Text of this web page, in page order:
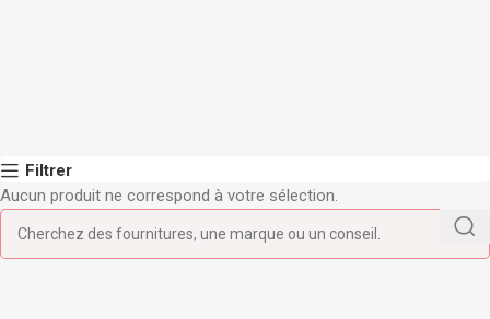
Filtrer
Aucun produit ne correspond à votre sélection.